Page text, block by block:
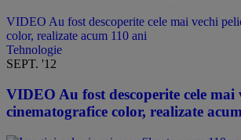
​VIDEO Au fost descoperite cele mai vechi
color, realizate acum 110 ani
Tehnologie
SEPT. '12
​VIDEO Au fost descoperite cele mai
cinematografice color, realizate